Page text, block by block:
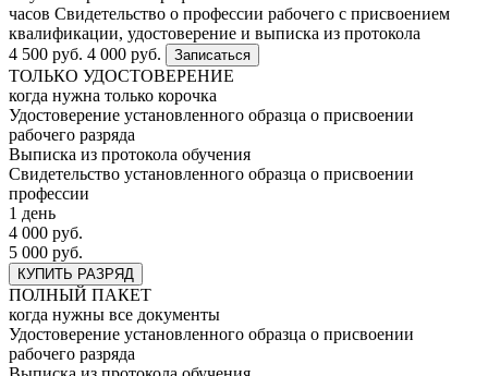
часов Свидетельство о профессии рабочего с присвоением
квалификации, удостоверение и выписка из протокола
4 500 руб. 4 000 руб. Записаться
ТОЛЬКО УДОСТОВЕРЕНИЕ
когда нужна только корочка
Удостоверение установленного образца о присвоении
рабочего разряда
Выписка из протокола обучения
Свидетельство установленного образца о присвоении
профессии
1 день
4 000 руб.
5 000 руб.
КУПИТЬ РАЗРЯД
ПОЛНЫЙ ПАКЕТ
когда нужны все документы
Удостоверение установленного образца о присвоении
рабочего разряда